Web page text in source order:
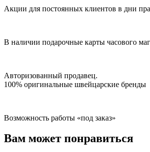
Акции для постоянных клиентов в дни
В наличии подарочные карты часового
Авторизованный продавец.
100% оригинальные швейцарские бренды
Возможность работы «под заказ»
Вам может понравиться